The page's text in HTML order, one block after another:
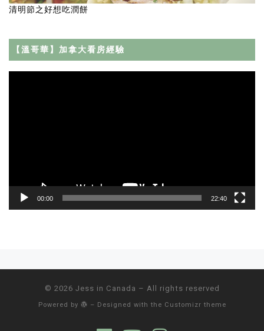
清明節之好想吃潤餅
【溫哥華】加拿大看房經驗
00:00 22:40
© 2026 Jess in Canada – All rights reserved
Powered by – Designed with the Customizr theme